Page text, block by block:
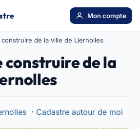
Mon compte
construire de la ville de Liernolles
construire de la
· Cadastre autour de moi